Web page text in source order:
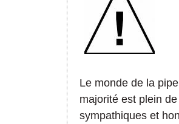
Le monde de la
majorité est plein
sympathiques et